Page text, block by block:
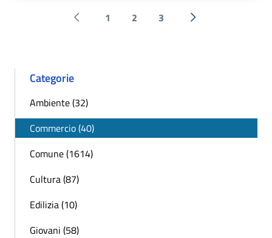
Pagina precedente
1 2 3 Successiva »
Categorie
Ambiente (32)
Commercio (40)
Comune (1614)
Cultura (87)
Edilizia (10)
Giovani (58)